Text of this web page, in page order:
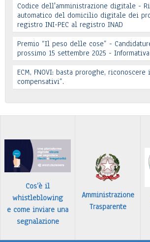
Leggi tutto
Codice dell'amministrazione digitale -
automatico del domicilio digitale dei
registro INI-PEC al registro INAD
Leggi tutto
Premio “Il peso delle cose” -
prossimo 15 settembre 2025 - Informativa
Premio “Il peso delle cose” - Candidature
ECM, FNOVI: basta proroghe,
compensativi”.
Cos’è il
whistleblowing
e come inviare una
segnalazione
Amministrazione
Trasparente